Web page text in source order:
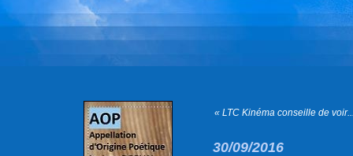
« LTC Kinéma conseille de
30/09/2016